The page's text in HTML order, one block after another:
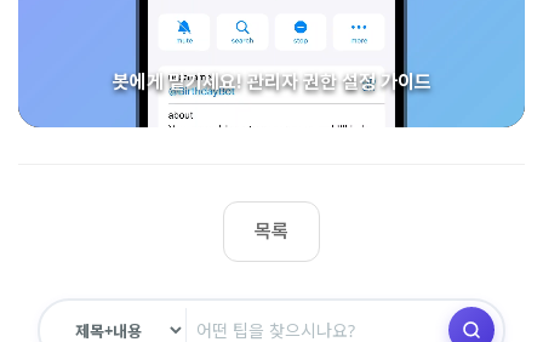
봇에게 맡기세요! 관리자 권한 설정 가이드
목록